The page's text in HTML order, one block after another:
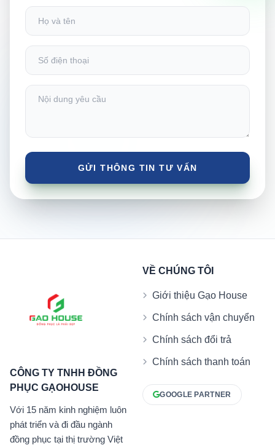
CÔNG TY TNHH ĐỒNG
PHỤC GẠOHOUSE
Với 15 năm kinh nghiệm luôn
phát triển và đi đầu ngành
đồng phục tại thị trường Việt
VỀ CHÚNG TÔI
Giới thiệu Gạo House
Chính sách vận chuyển
Chính sách đổi trả
Chính sách thanh toán
GOOGLE PARTNER